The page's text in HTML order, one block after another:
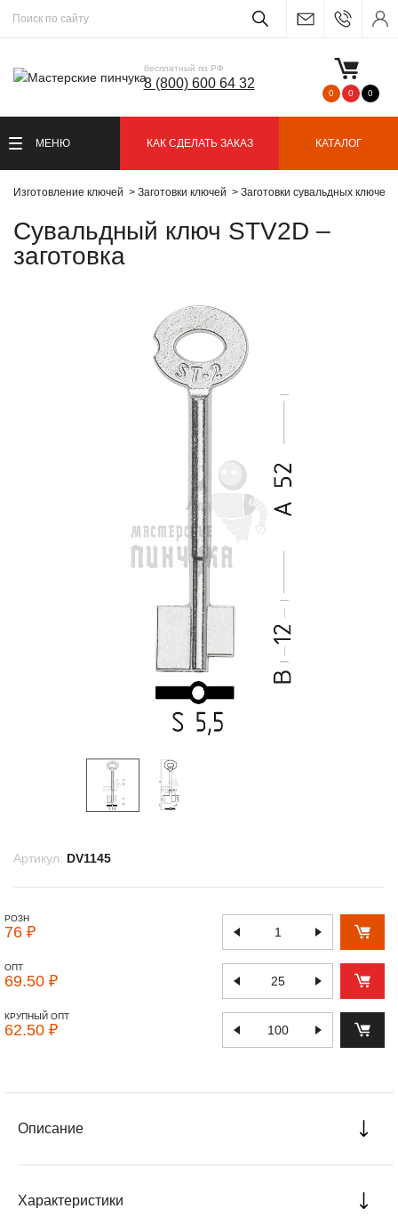
бесплатный по РФ
8 (800) 600 64 32
0 0 0
МЕНЮ КАК СДЕЛАТЬ ЗАКАЗ КАТАЛОГ
Изготовление ключей Заготовки ключей Заготовки сувальдных ключей
Сувальдный ключ STV2D –
заготовка
Артикул: DV1145
РОЗН
76 ₽
ОПТ
69.50 ₽
КРУПНЫЙ ОПТ
62.50 ₽
Описание
Характеристики